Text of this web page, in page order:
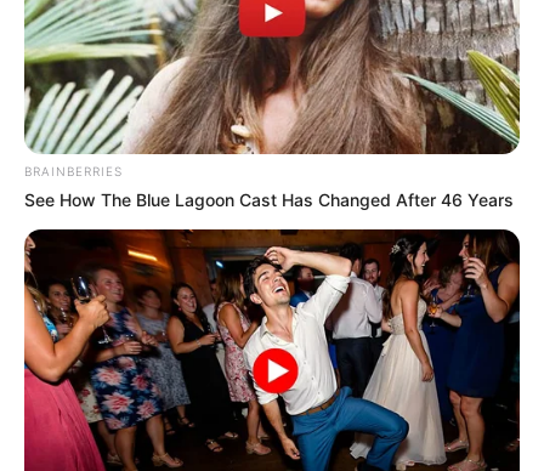
hogy szerinte ezt az összeget Orbán nem fogja
megkapni.
BRAINBERRIES
See How The Blue Lagoon Cast Has Changed After 46 Years